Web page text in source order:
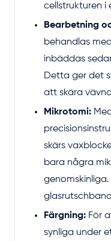
cellstrukturen i
Bearbetning
behandlas
inbäddas
Detta ger det
att skära
Mikrotomi:
skärs
bara några
Färgning: För
synliga under